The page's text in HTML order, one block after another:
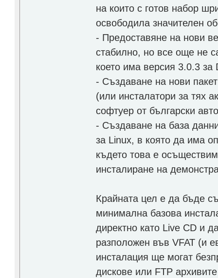
на които с готов набор
освободила значителен
- Предоставяне на нови
стабилно, но все още не
което има версия 3.0.3
- Създаване на нови
(или инсталатори за тях
софтуер от български
- Създаване на база
за Linux, в която да има
където това е
инсталиране на
Крайната цел е да бъде
минимална базова
директно като Live CD и
разположен във VFAT (и
инсталация ще могат
дискове или FTP